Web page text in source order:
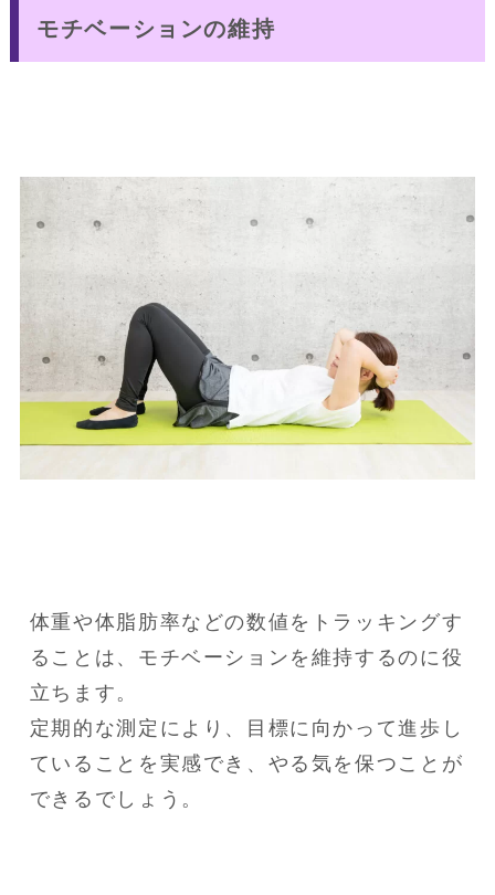
モチベーションの維持
体重や体脂肪率などの数値をトラッキングす
ることは、モチベーションを維持するのに役
立ちます。
定期的な測定により、目標に向かって進歩し
ていることを実感でき、やる気を保つことが
できるでしょう。